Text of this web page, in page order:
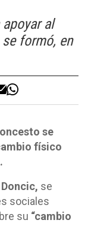
al
formó, en
se
físico
se
sociales
su “cambio